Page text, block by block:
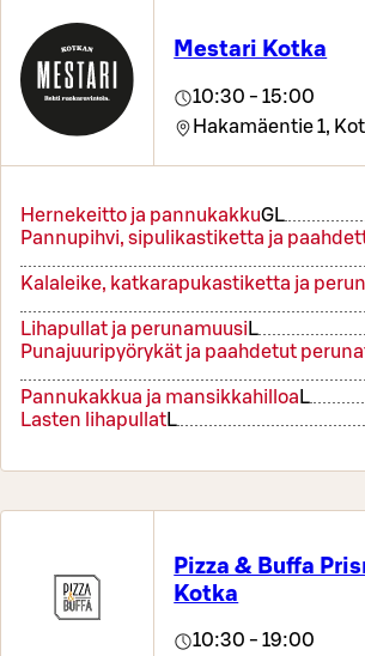
Mestari Kotka
10:30 - 15:00
Hakamäentie 1,
Hernekeitto ja pannukakkuGL
Pannupihvi, sipulikastiketta ja
Kalaleike, katkarapukastiketta ja
Lihapullat ja perunamuusi L
Punajuuripyörykät ja paahdetut
Pannukakkua ja mansikkahilloa L
Lasten lihapullatL
Pizza & Buffa
Kotka
10:30 - 19:00